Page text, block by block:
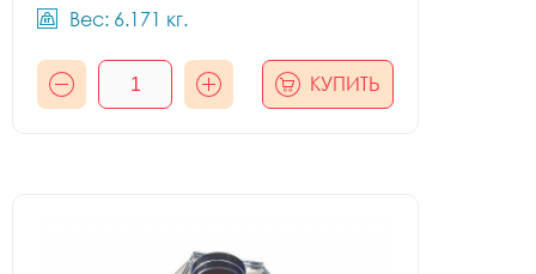
Вес: 6.171 кг.
КУПИТЬ